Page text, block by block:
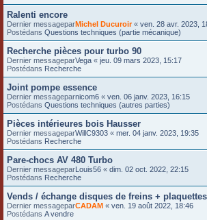
Ralenti encore
Dernier messageparMichel Ducuroir« ven. 28 avr. 2023,
Postédans Questions techniques (partie mécanique)
Recherche pièces pour turbo 90
Dernier messageparVega « jeu. 09 mars 2023, 15:17
Postédans Recherche
Joint pompe essence
Dernier messageparnicom6 « ven. 06 janv. 2023, 16:15
Postédans Questions techniques (autres parties)
Pièces intérieures bois Hausser
Dernier messageparWillC9303 « mer. 04 janv. 2023, 19:35
Postédans Recherche
Pare-chocs AV 480 Turbo
Dernier messageparLouis56 « dim. 02 oct. 2022, 22:15
Postédans Recherche
Vends / échange disques de freins + plaquettes
Dernier messageparCADAM « ven. 19 août 2022, 18:46
Postédans A vendre